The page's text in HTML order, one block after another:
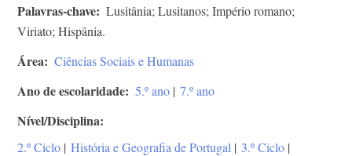
Palavras-chave
Lusitânia; Lusitanos; Império romano;
Viriato; Hispânia.
Área Ciências Sociais e Humanas
Ano de escolaridade 5.º ano | 7.º ano
Nível/Disciplina
2.º Ciclo | História e Geografia de Portugal | 3.º Ciclo |